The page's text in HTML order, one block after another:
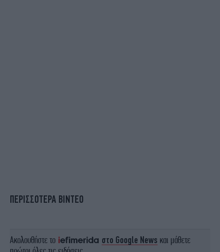
ΠΕΡΙΣΣΟΤΕΡΑ ΒΙΝΤΕΟ
Ακολουθήστε το στο Google News και μάθετε